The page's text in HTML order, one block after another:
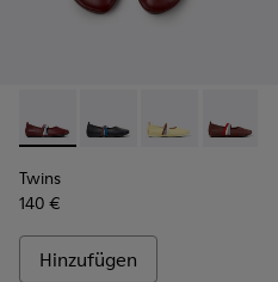
Twins - K201665-019 -
Twins - K201665-018
Twins -Twins -
Twins
140 €
Hinzufügen